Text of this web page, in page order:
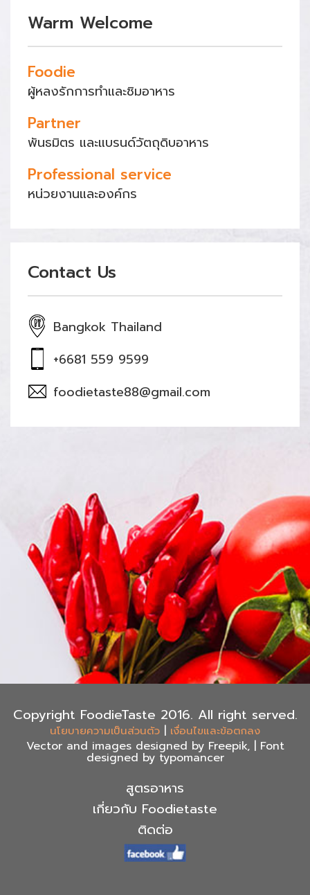
Warm Welcome
Foodie
ผู้หลงรักการทำและชิมอาหาร
Partner
พันธมิตร และแบรนด์วัตถุดิบอาหาร
Professional service
หน่วยงานและองค์กร
Contact Us
Bangkok Thailand
+6681 559 9599
foodietaste88@gmail.com
Copyright FoodieTaste 2016. All right served.
นโยบายความเป็นส่วนตัว | เงื่อนไขและข้อตกลง
Vector and images designed by Freepik, | Font
designed by typomancer
สูตรอาหาร
เกี่ยวกับ Foodietaste
ติดต่อ